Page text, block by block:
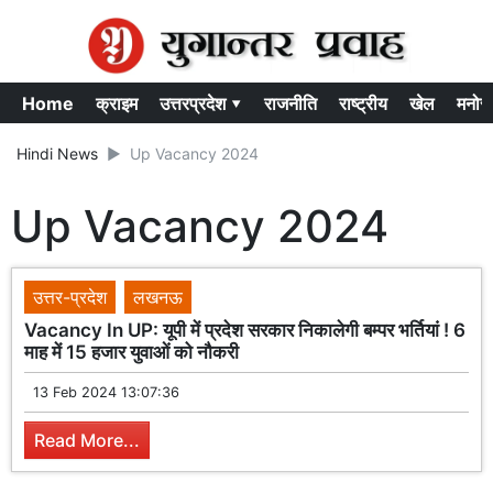
Home क्राइम उत्तरप्रदेश ▾ राजनीति राष्ट्रीय खेल
Hindi News Up Vacancy 2024
Up Vacancy 2024
उत्तर-प्रदेश
लखनऊ
Vacancy In UP: यूपी में प्रदेश सरकार निकालेगी बम्पर भर्तियां ! 6
माह में 15 हजार युवाओं को नौकरी
13 Feb 2024 13:07:36
Read More...